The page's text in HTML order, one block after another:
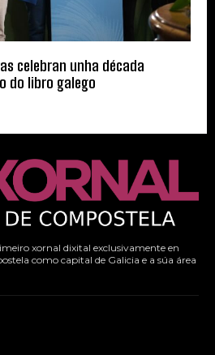
celebran unha década
do libro galego
xornal dixital exclusivamente en
como capital de Galicia e a súa área